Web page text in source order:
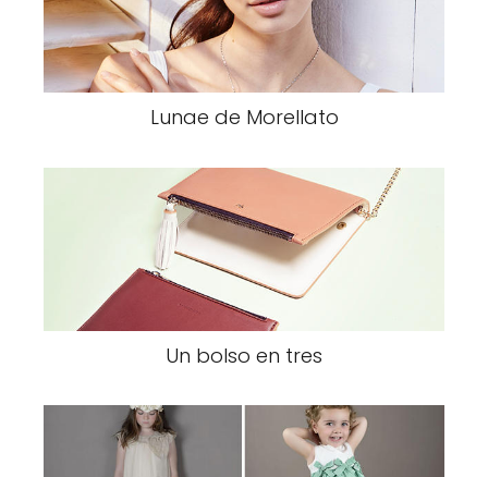
Lunae de Morellato
Un bolso en tres